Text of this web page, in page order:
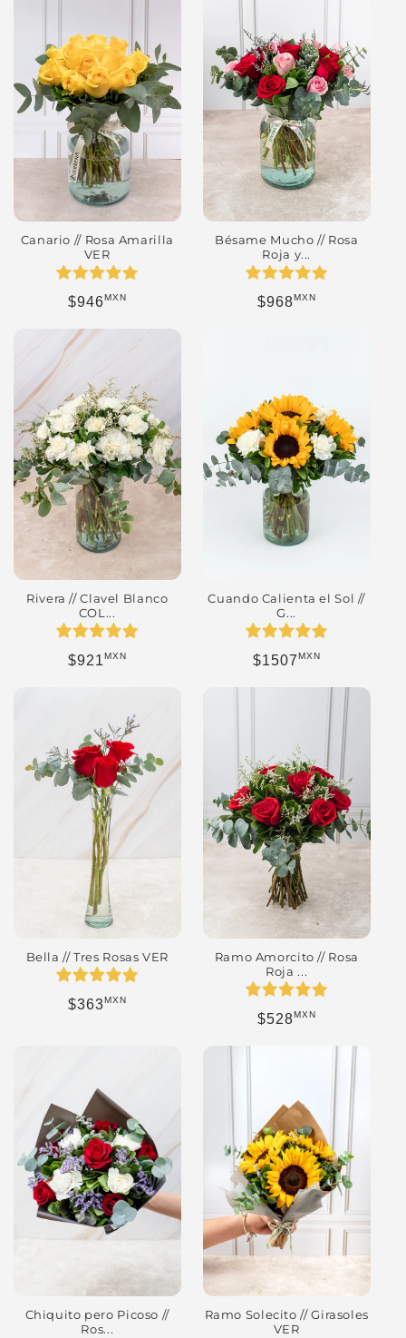
Canario // Rosa Amarilla
VER
Precio habitual
$946MXN
Bésame Mucho // Rosa
Roja y...
Precio habitual
$968MXN
Rivera // Clavel Blanco
COL...
Precio habitual
$921MXN
Cuando Calienta el Sol //
G...
Precio habitual
$1507MXN
Bella // Tres Rosas VER
Precio habitual
$363MXN
Ramo Amorcito // Rosa
Roja ...
Precio habitual
$528MXN
Chiquito pero Picoso //
Ros...
Ramo Solecito // Girasoles
VER